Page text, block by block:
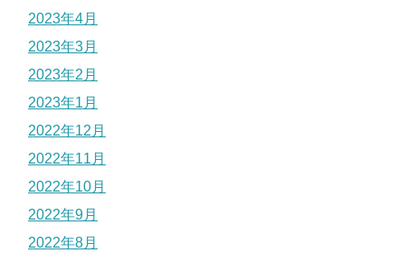
2023年4月
2023年3月
2023年2月
2023年1月
2022年12月
2022年11月
2022年10月
2022年9月
2022年8月